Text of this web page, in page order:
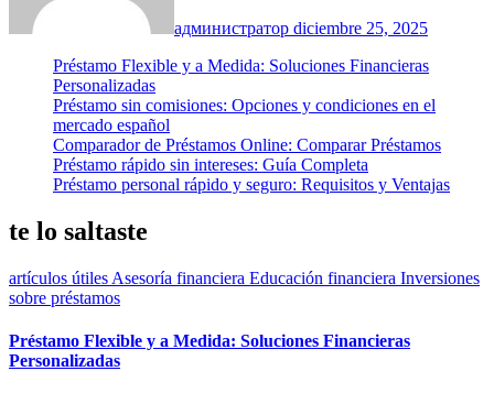
администратор diciembre 25, 2025
Préstamo Flexible y a Medida: Soluciones Financieras
Personalizadas
Préstamo sin comisiones: Opciones y condiciones en el
mercado español
Comparador de Préstamos Online: Comparar Préstamos
Préstamo rápido sin intereses: Guía Completa
Préstamo personal rápido y seguro: Requisitos y Ventajas
te lo saltaste
artículos útiles Asesoría financiera Educación financiera Inversiones
sobre préstamos
Préstamo Flexible y a Medida: Soluciones Financieras
Personalizadas